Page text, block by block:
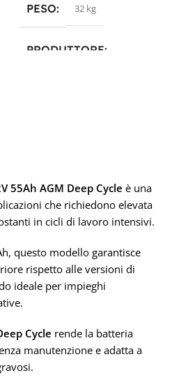
55Ah AGM Deep Cycle è una
che richiedono elevata
in cicli di lavoro intensivi.
questo modello garantisce
rispetto alle versioni di
ideale per impieghi
Cycle rende la batteria
manutenzione e adatta a
PESO 32 kg
PRODUTTORE
65 Ah
TENSIONE IN VOLT
12V